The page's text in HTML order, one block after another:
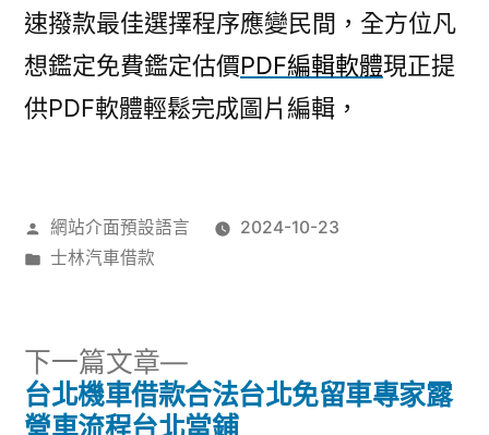
速撥款最佳選擇程序應變民間，全方位凡
想鑑定免費鑑定估價PDF編輯軟體現正提
供PDF軟體輕鬆完成圖片編輯，
作
者:
網站介面預設語言
2024-10-23
分
士林汽車借款
文
下一篇文章
下
一
篇
台北機車借款合法台北免留車專家露
營車流程台北當鋪